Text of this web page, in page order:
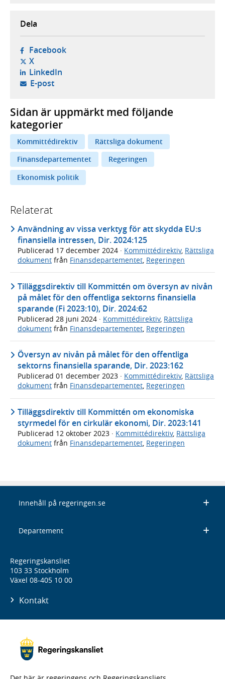
Dela
Facebook- öppnas i ny flik, extern webbplats,
X- öppnas i ny flik, extern webbplats,
LinkedIn- öppnas i ny flik, extern webbplats,
E-post- öppnar din e-postklient,
Sidan är uppmärkt med följande
kategorier
Kommittédirektiv
Rättsliga dokument
Finansdepartementet
Regeringen
Ekonomisk politik
Relaterat
Användning av vissa verktyg för att skydda EU:s
finansiella intressen, Dir. 2024:125
Publicerad 17 december 2024 · Kommittédirektiv, Rättsliga
dokument från Finansdepartementet, Regeringen
Tilläggsdirektiv till Kommittén om översyn av nivån
på målet för den offentliga sektorns finansiella
sparande (Fi 2023:10), Dir. 2024:62
Publicerad 28 juni 2024 · Kommittédirektiv, Rättsliga
dokument från Finansdepartementet, Regeringen
Översyn av nivån på målet för den offentliga
sektorns finansiella sparande, Dir. 2023:162
Publicerad 01 december 2023 · Kommittédirektiv, Rättsliga
dokument från Finansdepartementet, Regeringen
Tilläggsdirektiv till Kommittén om ekonomiska
styrmedel för en cirkulär ekonomi, Dir. 2023:141
Publicerad 12 oktober 2023 · Kommittédirektiv, Rättsliga
dokument från Finansdepartementet, Regeringen
Innehåll på regeringen.se
Departement
Regeringskansliet
103 33 Stockholm
Växel 08-405 10 00
Kontakt